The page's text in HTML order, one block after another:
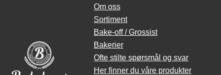
Om oss
Sortiment
Bake-off / Grossist
Bakerier
Ofte stilte spørsmål og svar
Her finner du våre produkter